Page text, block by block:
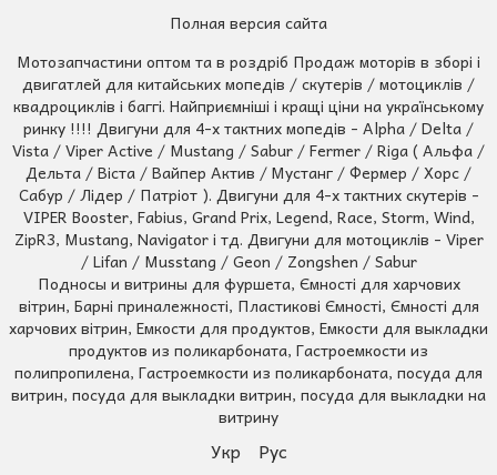
Полная версия сайта
Мотозапчастини оптом та в роздріб Продаж моторів в зборі і
двигатлей для китайських мопедів / скутерів / мотоциклів /
квадроциклів і баггі. Найприємніші і кращі ціни на українському
ринку !!!! Двигуни для 4-х тактних мопедів - Alpha / Delta /
Vista / Viper Active / Mustang / Sabur / Fermer / Riga ( Альфа /
Дельта / Віста / Вайпер Актив / Мустанг / Фермер / Хорс /
Сабур / Лідер / Патріот ). Двигуни для 4-х тактних скутерів -
VIPER Booster, Fabius, Grand Prix, Legend, Race, Storm, Wind,
ZipR3, Mustang, Navigator і тд. Двигуни для мотоциклів - Viper
/ Lifan / Musstang / Geon / Zongshen / Sabur
Подносы и витрины для фуршета, Ємності для харчових
вітрин, Барні приналежності, Пластикові Ємності, Ємності для
харчових вітрин, Емкости для продуктов, Емкости для выкладки
продуктов из поликарбоната, Гастроемкости из
полипропилена, Гастроемкости из поликарбоната, посуда для
витрин, посуда для выкладки витрин, посуда для выкладки на
витрину
Укр Рус